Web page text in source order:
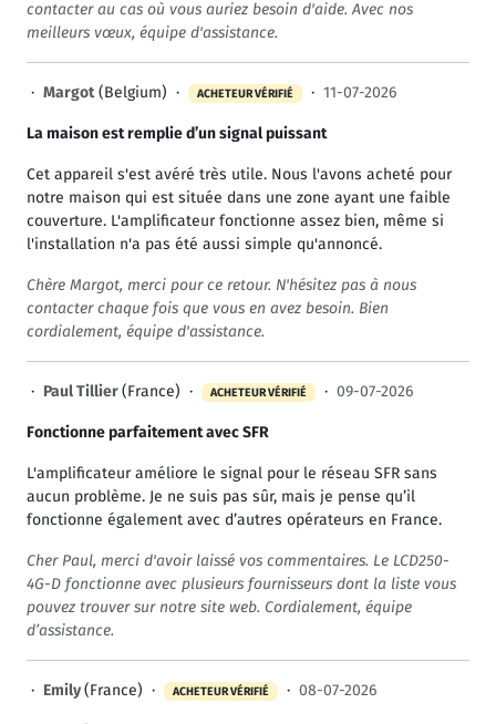
contacter au cas où vous auriez besoin d'aide. Avec nos
meilleurs vœux, équipe d'assistance.
· Margot(Belgium) · ACHETEUR VÉRIFIÉ · 11-07-2026
La maison est remplie d’un signal puissant
Cet appareil s'est avéré très utile. Nous l'avons acheté pour
notre maison qui est située dans une zone ayant une faible
couverture. L'amplificateur fonctionne assez bien, même si
l'installation n'a pas été aussi simple qu'annoncé.
Chère Margot, merci pour ce retour. N'hésitez pas à nous
contacter chaque fois que vous en avez besoin. Bien
cordialement, équipe d'assistance.
· Paul Tillier(France) · ACHETEUR VÉRIFIÉ · 09-07-2026
Fonctionne parfaitement avec SFR
L'amplificateur améliore le signal pour le réseau SFR sans
aucun problème. Je ne suis pas sûr, mais je pense qu’il
fonctionne également avec d’autres opérateurs en France.
Cher Paul, merci d'avoir laissé vos commentaires. Le LCD250-
4G-D fonctionne avec plusieurs fournisseurs dont la liste vous
pouvez trouver sur notre site web. Cordialement, équipe
d’assistance.
· Emily(France) · ACHETEUR VÉRIFIÉ · 08-07-2026